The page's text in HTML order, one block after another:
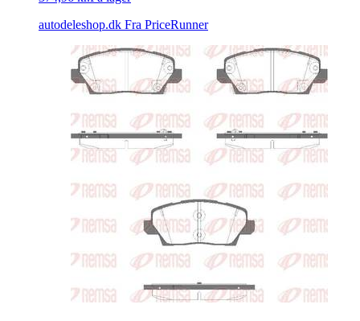
autodeleshop.dk Fra PriceRunner